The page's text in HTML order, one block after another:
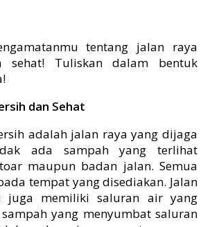
tentang jalan raya
sehat! Tuliskan dalam bentuk
dan Sehat
adalah jalan raya yang dijaga
ada sampah yang terlihat
maupun badan jalan. Semua
tempat yang disediakan. Jalan
juga memiliki saluran air yang
yang menyumbat saluran